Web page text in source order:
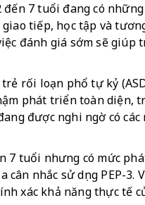
7 tuổi đang có
tiếp, học tập và
đánh giá sớm sẽ giúp
rối loạn phổ tự kỷ
phát triển toàn diện,
được nghi ngờ có
7 tuổi nhưng có mức
nhắc sử dụng PEP-3.
xác khả năng thực tế